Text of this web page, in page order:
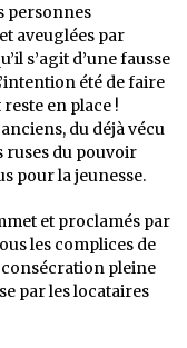
personnes
aveuglées par
s’agit d’une fausse
été de faire
en place !
du déjà vécu
ruses du pouvoir
pour la jeunesse.
et proclamés par
les complices de
consécration pleine
par les locataires